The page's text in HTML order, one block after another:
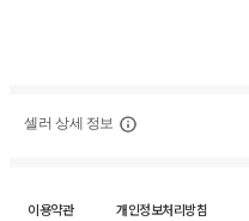
셀러 상세 정보
이용약관 개인정보처리방침